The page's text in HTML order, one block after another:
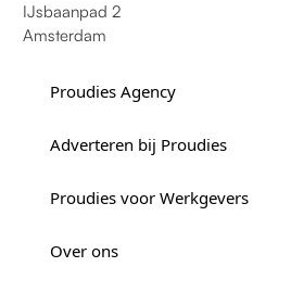
IJsbaanpad 2
Amsterdam
Proudies Agency
Adverteren bij Proudies
Proudies voor Werkgevers
Over ons